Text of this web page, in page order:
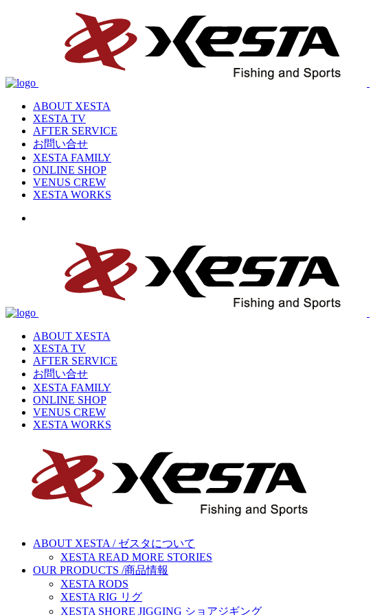
ABOUT XESTA
XESTA TV
AFTER SERVICE
お問い合せ
XESTA FAMILY
ONLINE SHOP
VENUS CREW
XESTA WORKS
ABOUT XESTA
XESTA TV
AFTER SERVICE
お問い合せ
XESTA FAMILY
ONLINE SHOP
VENUS CREW
XESTA WORKS
ABOUT XESTA / ゼスタについて
XESTA READ MORE STORIES
OUR PRODUCTS /商品情報
XESTA RODS
XESTA RIG リグ
XESTA SHORE JIGGING ショアジギング